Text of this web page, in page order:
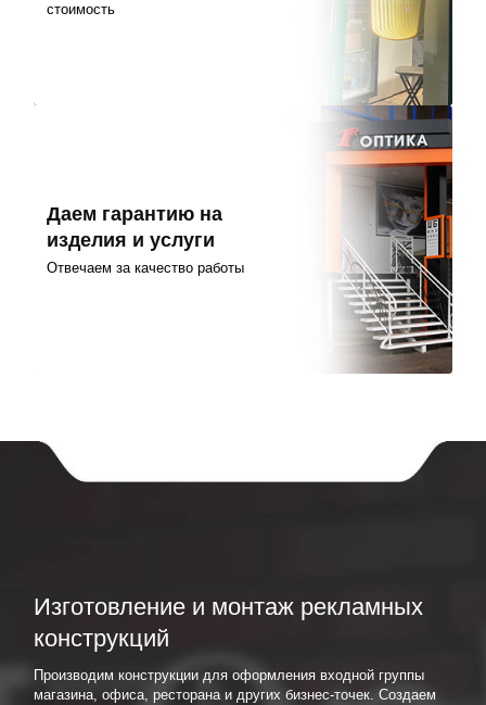
стоимость
Даем гарантию на
изделия и услуги
Отвечаем за качество работы
Изготовление и монтаж рекламных
конструкций
Производим конструкции для оформления входной группы
магазина, офиса, ресторана и других бизнес-точек. Создаем